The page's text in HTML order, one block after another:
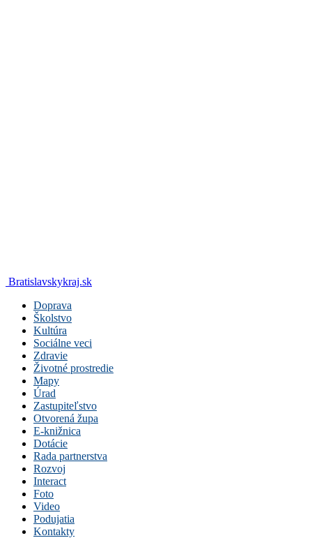
Bratislavskykraj.sk
Doprava
Školstvo
Kultúra
Sociálne veci
Zdravie
Životné prostredie
Mapy
Úrad
Zastupiteľstvo
Otvorená župa
E-knižnica
Dotácie
Rada partnerstva
Rozvoj
Interact
Foto
Video
Podujatia
Kontakty